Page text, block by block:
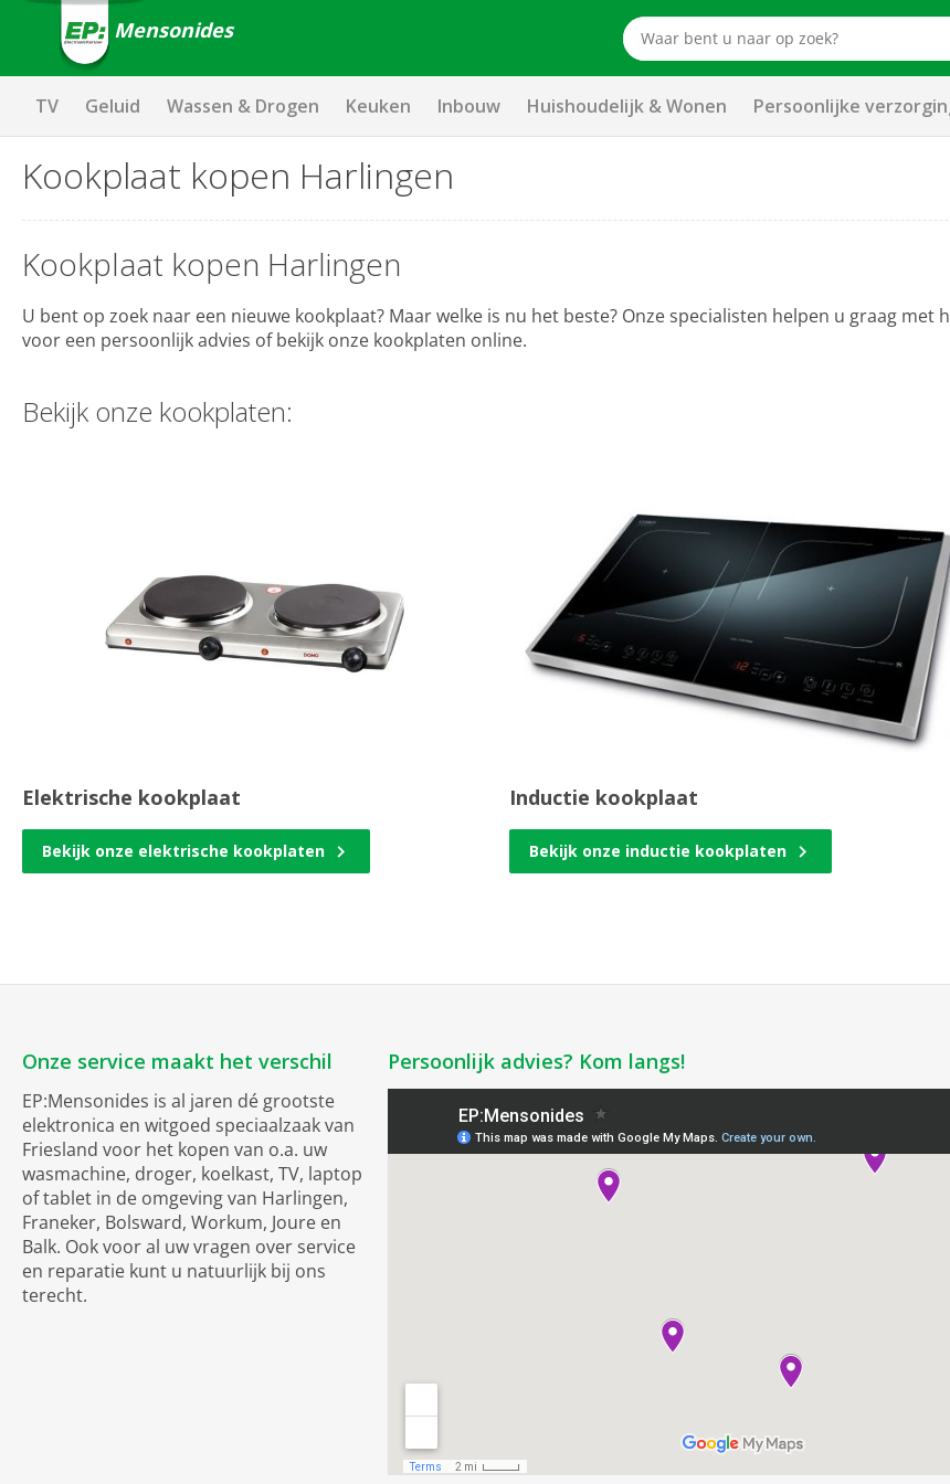
Mensonides
TV Geluid Wassen & Drogen Keuken Inbouw Huishoudelijk & Wonen Persoonlijke
Kookplaat kopen Harlingen
Kookplaat kopen Harlingen
U bent op zoek naar een nieuwe kookplaat? Maar welke is nu het beste? Onze specialisten helpen u graag
voor een persoonlijk advies of bekijk onze kookplaten online.
Bekijk onze kookplaten:
Elektrische kookplaat
Bekijk onze elektrische kookplaten
Inductie kookplaat
Bekijk onze inductie kookplaten
Onze service maakt het verschil
EP:Mensonides is al jaren dé grootste
elektronica en witgoed speciaalzaak van
Friesland voor het kopen van o.a. uw
wasmachine, droger, koelkast, TV, laptop
of tablet in de omgeving van Harlingen,
Franeker, Bolsward, Workum, Joure en
Balk. Ook voor al uw vragen over service
en reparatie kunt u natuurlijk bij ons
terecht.
Persoonlijk advies? Kom langs!